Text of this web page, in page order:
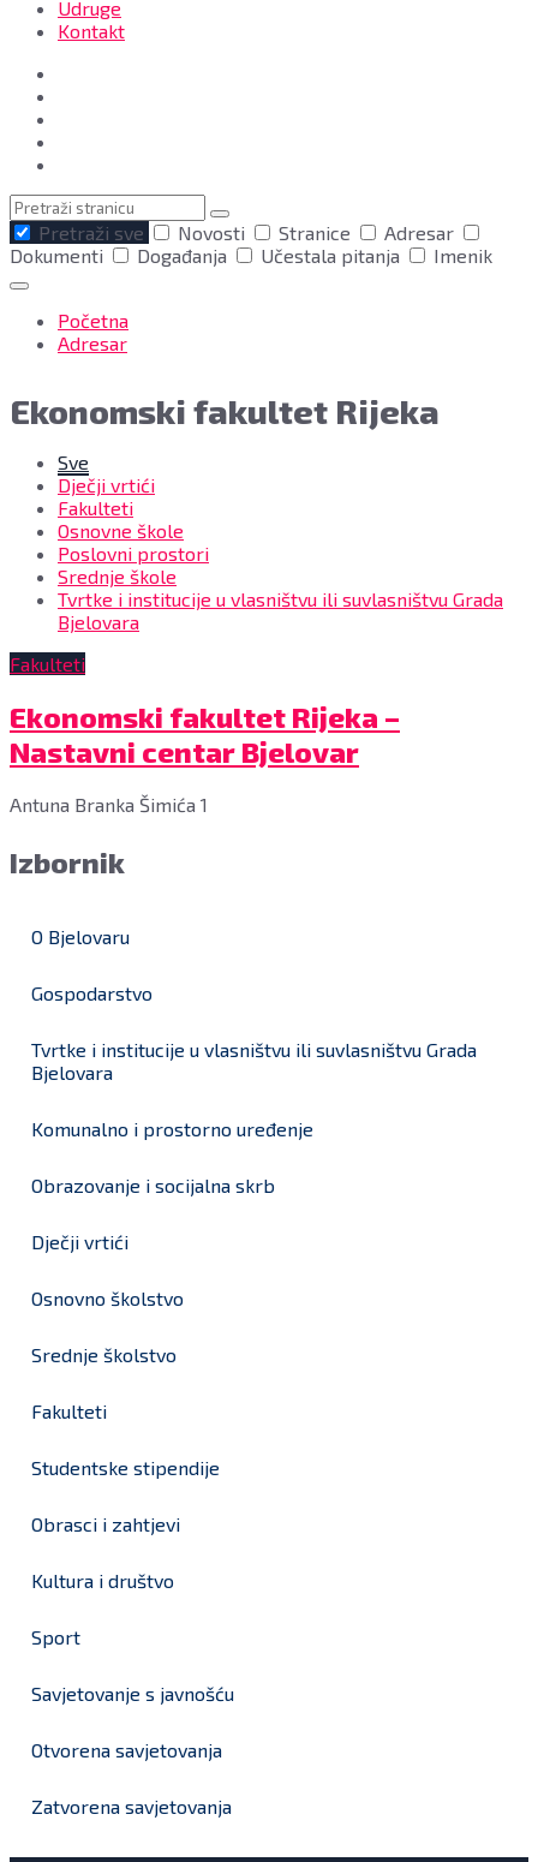
Udruge
Kontakt
Pretraga
Pretraži sve
Novosti Stranice
Adresar
Dokumenti
Događanja Učestala pitanja Imenik
Početna
Adresar
Ekonomski fakultet Rijeka
Sve
Dječji vrtići
Fakulteti
Osnovne škole
Poslovni prostori
Srednje škole
Tvrtke i institucije u vlasništvu ili suvlasništvu Grada
Bjelovara
Fakulteti
Ekonomski fakultet Rijeka –
Nastavni centar Bjelovar
Antuna Branka Šimića 1
informacija
Izbornik
O Bjelovaru
Gospodarstvo
Tvrtke i institucije u vlasništvu ili suvlasništvu Grada
Bjelovara
Komunalno i prostorno uređenje
Obrazovanje i socijalna skrb
Dječji vrtići
Osnovno školstvo
Srednje školstvo
Fakulteti
Studentske stipendije
Obrasci i zahtjevi
Kultura i društvo
Sport
Savjetovanje s javnošću
Otvorena savjetovanja
Zatvorena savjetovanja